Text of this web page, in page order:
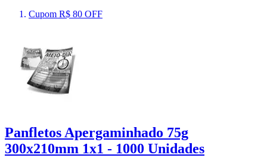
Cupom R$ 80 OFF
Panfletos Apergaminhado 75g
300x210mm 1x1 - 1000 Unidades